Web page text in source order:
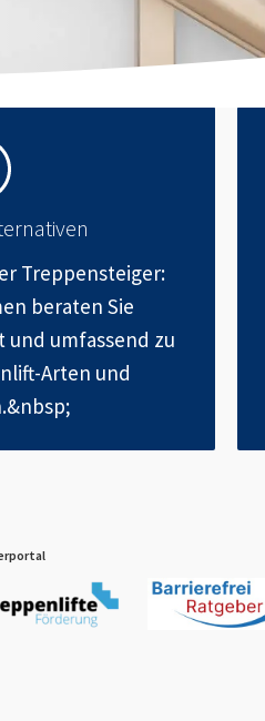
Treppensteiger:
beraten Sie
umfassend zu
Arten und